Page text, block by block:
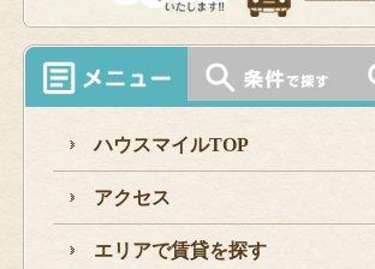
ハウスマイルTOP
アクセス
エリアで賃貸を探す